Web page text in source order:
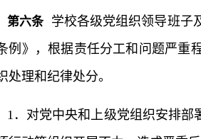
第六条学校各级党组织领导班子
例》，根据责任分工和问题严重
处理和纪律处分。
1．对党中央和上级党组织安排